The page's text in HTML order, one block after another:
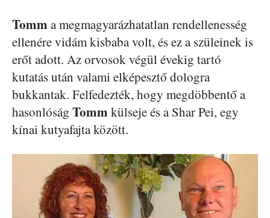
Tomm a megmagyarázhatatlan rendellenesség
ellenére vidám kisbaba volt, és ez a szüleinek is
erőt adott. Az orvosok végül évekig tartó
kutatás után valami elképesztő dologra
bukkantak. Felfedezték, hogy megdöbbentő a
hasonlóság Tomm külseje és a Shar Pei, egy
kínai kutyafajta között.